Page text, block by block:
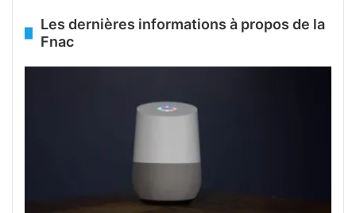
Les dernières informations à propos de la
Fnac